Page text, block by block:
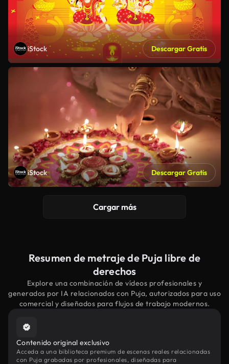
iStock Descargar Gratis
iStock Descargar Gratis
Cargar más
Resumen de metraje de Puja libre de
derechos
Explore una combinación de vídeos profesionales y
generados por IA relacionados con Puja, autorizados para uso
comercial y diseñados para flujos de trabajo modernos.
Contenido original exclusivo
Acceda a una biblioteca premium de escenas reales relacionadas
con Puja grabadas por profesionales, diseñadas para